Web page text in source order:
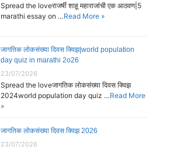
Spread the loveराजर्षी शाहू महाराजांची एक आठवण|5
marathi essay on …Read More »
जागतिक लोकसंख्या दिवस क्विझ|world population
day quiz in marathi 2o26
23/07/2026
Spread the loveजागतिक लोकसंख्या दिवस क्विझ
2024world population day quiz …Read More
»
जागतिक लोकसंख्या दिवस क्विझ 2026
23/07/2026